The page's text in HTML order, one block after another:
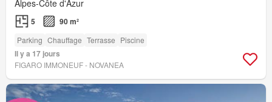
Alpes-Côte d'Azur
5 90 m²
Parking Chauffage Terrasse Piscine
Il y a 17 jours
FIGARO IMMONEUF - NOVANEA